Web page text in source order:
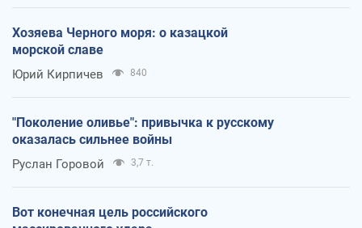
Хозяева Черного моря: о казацкой
морской славе
Юрий Кирпичев 840
"Поколение оливье": привычка к русскому
оказалась сильнее войны
Руслан Горовой 3,7 т.
Вот конечная цель российского